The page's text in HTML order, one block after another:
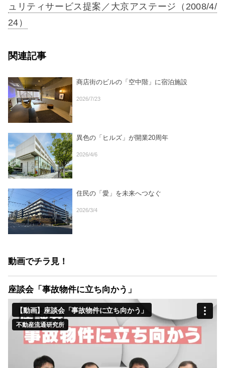
ュリティサービス提案／大京アステージ（2008/4/
24）
関連記事
商店街のビルの「空中階」に宿泊施設
2026/7/23
異色の「ヒルズ」が開業20周年
2026/4/6
住民の「愛」を未来へつなぐ
2026/3/4
動画でチラ見！
座談会「事故物件に立ち向かう」